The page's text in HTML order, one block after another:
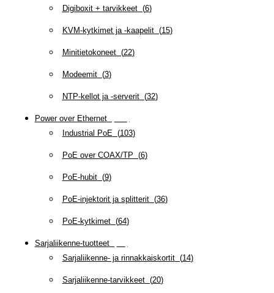
Digiboxit + tarvikkeet(6)
KVM-kytkimet ja -kaapelit(15)
Minitietokoneet(22)
Modeemit(3)
NTP-kellot ja -serverit(32)
Power over Ethernet(
Industrial PoE (103)
PoE over COAX/TP (6)
PoE-hubit(9)
PoE-injektorit ja splitterit(36)
PoE-kytkimet(64)
Sarjaliikenne-tuotteet(
Sarjaliikenne- ja rinnakkaiskortit(14)
Sarjaliikenne-tarvikkeet(20)